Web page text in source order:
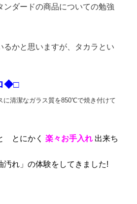
ンダードの商品についての勉強
るかと思いますが、タカラとい
◆□
に清潔なガラス質を850℃で焼き付けて
とにかく 楽々お手入れ 出来ち
汚れ」の体験をしてきました!